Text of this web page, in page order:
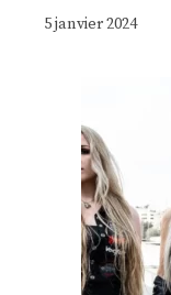
5 janvier 2024